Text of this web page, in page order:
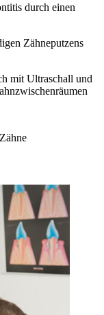
durch einen
Zähneputzens
mit Ultraschall und